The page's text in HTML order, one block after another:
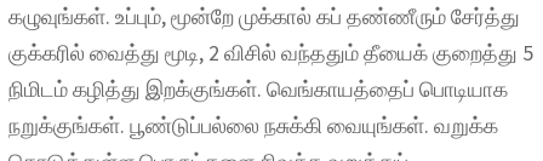
கழுவுங்கள். உப்பும், மூன்றே முக்கால் கப் தண்ணீரும் சேர்த்து
குக்கரில் வைத்து மூடி, 2 விசில் வந்ததும் தீயைக் குறைத்து 5
நிமிடம் கழித்து இறக்குங்கள். வெங்காயத்தைப் பொடியாக
நறுக்குங்கள். பூண்டுப்பல்லை நசுக்கி வையுங்கள். வறுக்க